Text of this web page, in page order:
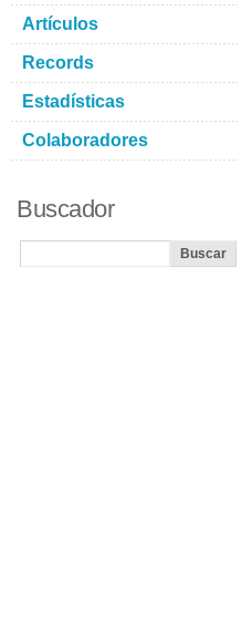
Artículos
Records
Estadísticas
Colaboradores
Buscador